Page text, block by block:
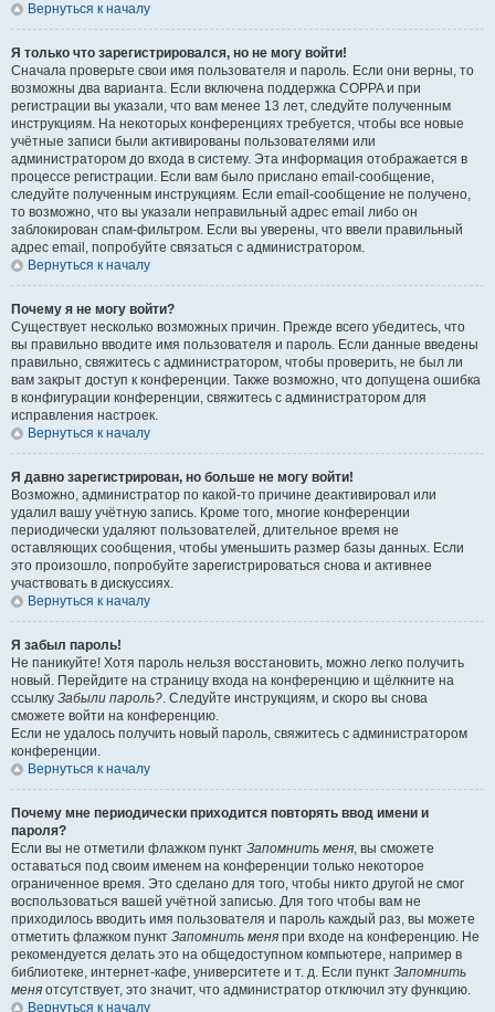
Вернуться к началу
Я только что зарегистрировался, но не могу войти!
Сначала проверьте свои имя пользователя и пароль. Если они верны, то
возможны два варианта. Если включена поддержка COPPA и при
регистрации вы указали, что вам менее 13 лет, следуйте полученным
инструкциям. На некоторых конференциях требуется, чтобы все новые
учётные записи были активированы пользователями или
администратором до входа в систему. Эта информация отображается в
процессе регистрации. Если вам было прислано email-сообщение,
следуйте полученным инструкциям. Если email-сообщение не получено,
то возможно, что вы указали неправильный адрес email либо он
заблокирован спам-фильтром. Если вы уверены, что ввели правильный
адрес email, попробуйте связаться с администратором.
Вернуться к началу
Почему я не могу войти?
Существует несколько возможных причин. Прежде всего убедитесь, что
вы правильно вводите имя пользователя и пароль. Если данные введены
правильно, свяжитесь с администратором, чтобы проверить, не был ли
вам закрыт доступ к конференции. Также возможно, что допущена ошибка
в конфигурации конференции, свяжитесь с администратором для
исправления настроек.
Вернуться к началу
Я давно зарегистрирован, но больше не могу войти!
Возможно, администратор по какой-то причине деактивировал или
удалил вашу учётную запись. Кроме того, многие конференции
периодически удаляют пользователей, длительное время не
оставляющих сообщения, чтобы уменьшить размер базы данных. Если
это произошло, попробуйте зарегистрироваться снова и активнее
участвовать в дискуссиях.
Вернуться к началу
Я забыл пароль!
Не паникуйте! Хотя пароль нельзя восстановить, можно легко получить
новый. Перейдите на страницу входа на конференцию и щёлкните на
ссылку Забыли пароль?. Следуйте инструкциям, и скоро вы снова
сможете войти на конференцию.
Если не удалось получить новый пароль, свяжитесь с администратором
конференции.
Вернуться к началу
Почему мне периодически приходится повторять ввод имени и
пароля?
Если вы не отметили флажком пункт Запомнить меня, вы сможете
оставаться под своим именем на конференции только некоторое
ограниченное время. Это сделано для того, чтобы никто другой не смог
воспользоваться вашей учётной записью. Для того чтобы вам не
приходилось вводить имя пользователя и пароль каждый раз, вы можете
отметить флажком пункт Запомнить меня при входе на конференцию. Не
рекомендуется делать это на общедоступном компьютере, например в
библиотеке, интернет-кафе, университете и т. д. Если пункт Запомнить
меня отсутствует, это значит, что администратор отключил эту функцию.
Вернуться к началу